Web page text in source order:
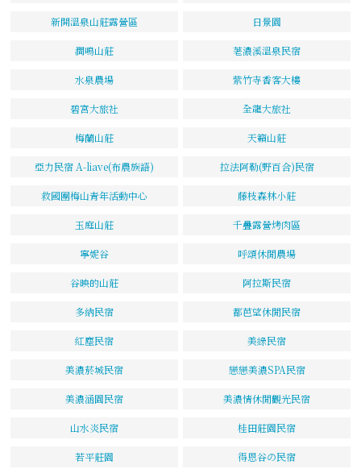
新開溫泉山莊露營區 日景園
澗鳴山莊 荖濃溪溫泉民宿
水泉農場 紫竹寺香客大樓
碧宮大旅社 全龍大旅社
梅蘭山莊 天籟山莊
亞力民宿 A-liave(布農族語) 拉法阿勒(野百合)民宿
救國團梅山青年活動中心 藤枝森林小莊
玉庭山莊 千疊露營烤肉區
寧妮谷 呼頌休閒農場
谷映的山莊 阿拉斯民宿
多納民宿 都芭望休閒民宿
紅塵民宿 美綠民宿
美濃菸城民宿 戀戀美濃SPA民宿
美濃涵園民宿 美濃情休閒觀光民宿
山水炎民宿 桂田莊園民宿
若平莊園 得恩谷の民宿